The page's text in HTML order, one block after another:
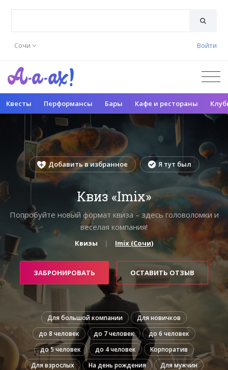
Сочи Войти
Квесты Перформансы Бары Кафе и рестораны
Добавить в избранное Я тут был
Квиз «Imix»
Попробуйте новый формат квиза – здесь головоломки и
веселая компания!
Квизы Imix (Сочи)
ЗАБРОНИРОВАТЬ ОСТАВИТЬ ОТЗЫВ
Для большой компании
Для новичков
до 8 человек
до 7 человек
до 6 человек
до 5 человек
до 4 человек
Корпоратив
Для взрослых
На день рождения
Для мужчин